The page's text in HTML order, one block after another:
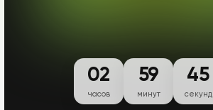
02
часов
59
минут
44
секунд